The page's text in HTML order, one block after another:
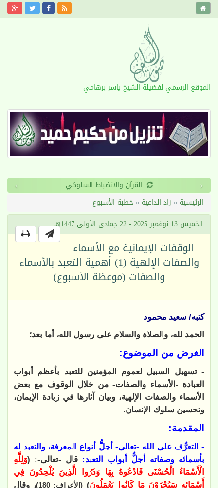
الموقع الرسمي لفضيلة الشيخ ياسر برهامي
القرآن والانضباط السلوكي ‹
›
الرئيسية » زاد الداعية »خطبة الأسبوع
الخميس 13 نوفمبر 2025 - 22 جمادى الأولى 1447هـ
الوقفات الإيمانية مع الأسماء
والصفات الإلهية (1) أهمية التعبد بالأسماء
والصفات (موعظة الأسبوع)
كتبه/ سعيد محمود
الحمد لله، والصلاة والسلام على رسول الله، أما بعد؛
الغرض من الموضوع:
- تسهيل السبيل لعموم المؤمنين للتعبد بأعظم أبواب
العبادة -الأسماء والصفات- من خلال الوقوف مع بعض
الأسماء والصفات الإلهية، وبيان آثارها في زيادة الإيمان،
وتحسين سلوك الإنسان.
المقدمة:
- التعرُّف على الله -تعالى- أجلُّ أنواع المعرفة، والتعبد له
بأسمائه وصفاته أجلُّ أبواب التعبد: قال -تعالى-: (وَلِلَّهِ
الْأَسْمَاءُ الْحُسْنَى فَادْعُوهُ بِهَا وَذَرُوا الَّذِينَ يُلْحِدُونَ فِي
أَسْمَائِهِ سَيُجْزَوْنَ مَا كَانُوا يَعْمَلُونَ) (الأعراف: 180)
، وقال